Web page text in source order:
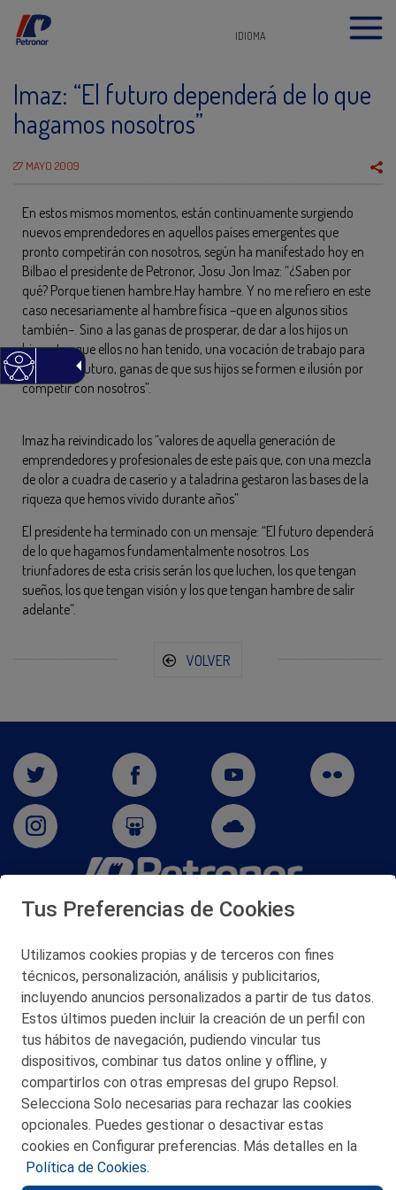
IDIOMA
Imaz: “El futuro dependerá de lo que
hagamos nosotros”
27 MAYO 2009
En estos mismos momentos, están continuamente surgiendo
nuevos emprendedores en aquellos países emergentes que
pronto competirán con nosotros, según ha manifestado hoy en
Bilbao el presidente de Petronor, Josu Jon Imaz: “¿Saben por
qué? Porque tienen hambre.Hay hambre. Y no me refiero en este
caso necesariamente al hambre física –que en algunos sitios
también–. Sino a las ganas de prosperar, de dar a los hijos un
bienestar que ellos no han tenido, una vocación de trabajo para
mejorar el futuro, ganas de que sus hijos se formen e ilusión por
competir con nosotros”.
Imaz ha reivindicado los “valores de aquella generación de
emprendedores y profesionales de este país que, con una mezcla
de olor a cuadra de caserío y a taladrina gestaron las bases de la
riqueza que hemos vivido durante años”
El presidente ha terminado con un mensaje: “El futuro dependerá
de lo que hagamos fundamentalmente nosotros. Los
triunfadores de esta crisis serán los que luchen, los que tengan
sueños, los que tengan visión y los que tengan hambre de salir
adelante”.
VOLVER
San Martín 5-Edificio Muñatones,
© 2026 Petronor S.A.
CONTACTO
MAPA WEB
POLITICA DE PRIVACIDAD
Tus Preferencias de Cookies
Utilizamos cookies propias y de terceros con fines
técnicos, personalización, análisis y publicitarios,
incluyendo anuncios personalizados a partir de tus datos.
Estos últimos pueden incluir la creación de un perfil con
tus hábitos de navegación, pudiendo vincular tus
dispositivos, combinar tus datos online y offline, y
compartirlos con otras empresas del grupo Repsol.
Selecciona Solo necesarias para rechazar las cookies
opcionales. Puedes gestionar o desactivar estas
cookies en Configurar preferencias. Más detalles en la
Política de Cookies.